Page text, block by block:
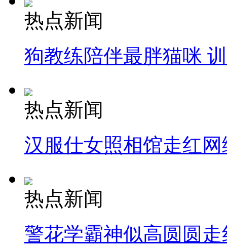
热点新闻
狗教练陪伴最胖猫咪
热点新闻
汉服仕女照相馆走红网
热点新闻
警花学霸神似高圆圆走